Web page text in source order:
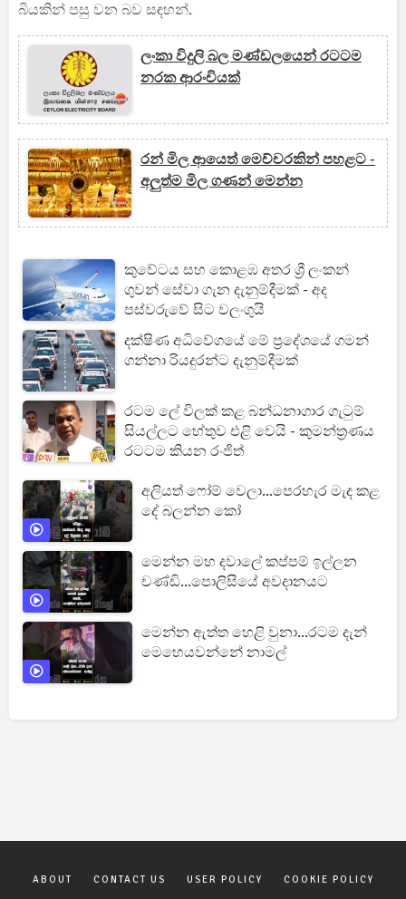
බියකින් පසු වන බව සඳහන්.
ලංකා විදුලි බල මණ්ඩලයෙන් රටටම
නරක ආරංචියක්
රන් මිල ආයෙත් මෙච්චරකින් පහළට -
අලුත්ම මිල ගණන් මෙන්න
කුවේටය සහ කොළඹ අතර ශ්‍රී ලංකන්
ගුවන් සේවා ගැන දැනුම්දීමක් - අද
පස්වරුවේ සිට වලංගුයි
දක්ෂිණ අධිවේගයේ මේ ප්‍රදේශයේ ගමන්
ගන්නා රියදුරන්ට දැනුම්දීමක්
රටම ලේ විලක් කළ බන්ධනාගාර ගැටුම්
සියල්ලට හේතුව එළි වෙයි - කුමන්ත්‍රණය
රටටම කියන රංජිත්
අලියත් ෆෝම් වෙලා...පෙරහැර මැද කළ
දේ බලන්න කෝ
මෙන්න මහ දවාලේ කප්පම් ඉල්ලන
චණ්ඩි...පොලිසියේ අවදානයට
මෙන්න ඇත්ත හෙළි වුනා...රටම දැන්
මෙහෙයවන්නේ නාමල්
ABOUT CONTACT US USER POLICY COOKIE POLICY